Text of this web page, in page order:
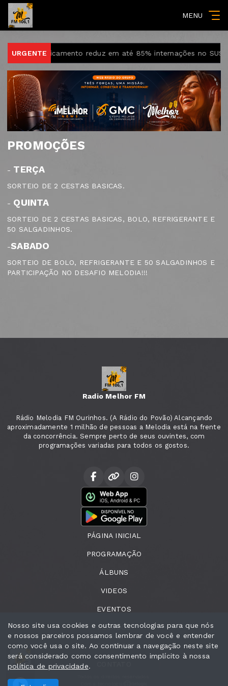
Xavier Ouça Cast com Fábio Xavier
MENU
URGENTEMedicamento reduz em até 85% internações no SUS
PROMOÇÕES
- TERÇA
SORTEIO DE 2 CESTAS BASICAS.
- QUINTA
SORTEIO DE 2 CESTAS BASICAS, BOLO, REFRIGERANTE E
50 SALGADINHOS.
-SABADO
SORTEIO DE BOLO, REFRIGERANTE E 50 SALGADINHOS E
PARTICIPAÇÃO NO DESAFIO MELODIA!!!
Radio Melhor FM
Rádio Melodia FM Ourinhos. (A Rádio do Povão) Alcançando
aproximadamente 1 milhão de pessoas a Melodia está na frente
da concorrência. Sempre perto de seus ouvintes, com
programações variadas para todos os gostos.
PÁGINA INICIAL
PROGRAMAÇÃO
ÁLBUNS
VIDEOS
EVENTOS
RECADOS
LOCUTORES
Nosso site usa cookies e outras tecnologias para que nós
e nossos parceiros possamos lembrar de você e entender
como você usa o site. Ao continuar a navegação neste site
será considerado como consentimento implícito à nossa
política de privacidade.